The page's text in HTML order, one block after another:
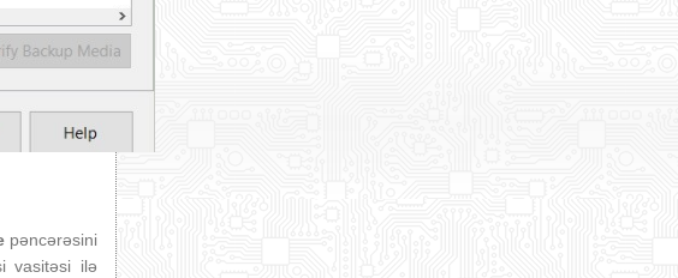
pəncərəsini
vasitəsi ilə